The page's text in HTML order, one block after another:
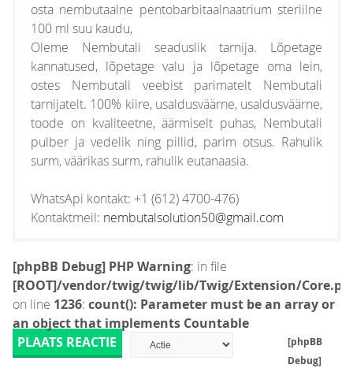
osta nembutaalne pentobarbitaalnaatrium steriilne
100 ml suu kaudu,
Oleme Nembutali seaduslik tarnija. Lõpetage
kannatused, lõpetage valu ja lõpetage oma lein,
ostes Nembutali veebist parimatelt Nembutali
tarnijatelt. 100% kiire, usaldusväärne, usaldusväärne,
toode on kvaliteetne, äärmiselt puhas, Nembutali
pulber ja vedelik ning pillid, parim otsus. Rahulik
surm, väärikas surm, rahulik eutanaasia.
WhatsApi kontakt: +1 (612) 4700-476)
Kontaktmeil: nembutalsolution50@gmail.com
[phpBB Debug] PHP Warning: in file
[ROOT]/vendor/twig/twig/lib/Twig/Extension/
on line 1236: count(): Parameter must be an array or
an object that implements Countable
PLAATS REACTIE
[phpBB
Debug]